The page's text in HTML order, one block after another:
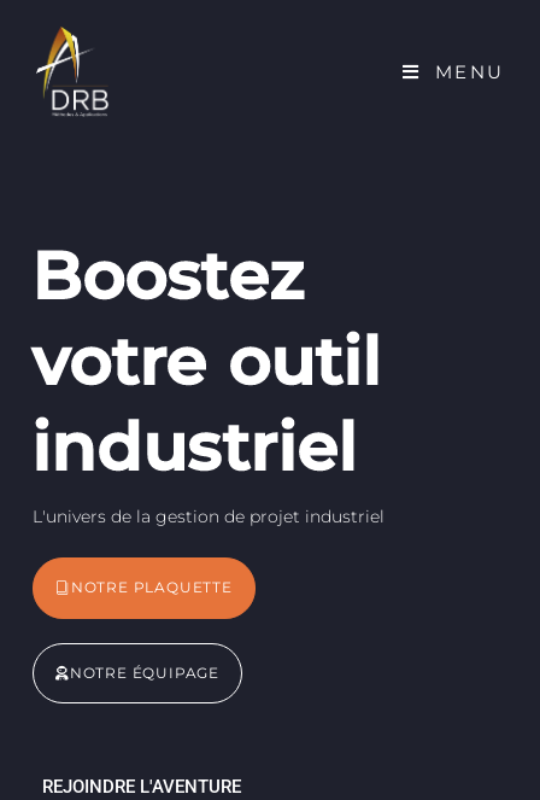
MENU
Boostez
votre outil
industriel
L'univers de la gestion de projet industriel
NOTRE PLAQUETTE
NOTRE ÉQUIPAGE
REJOINDRE L'AVENTURE